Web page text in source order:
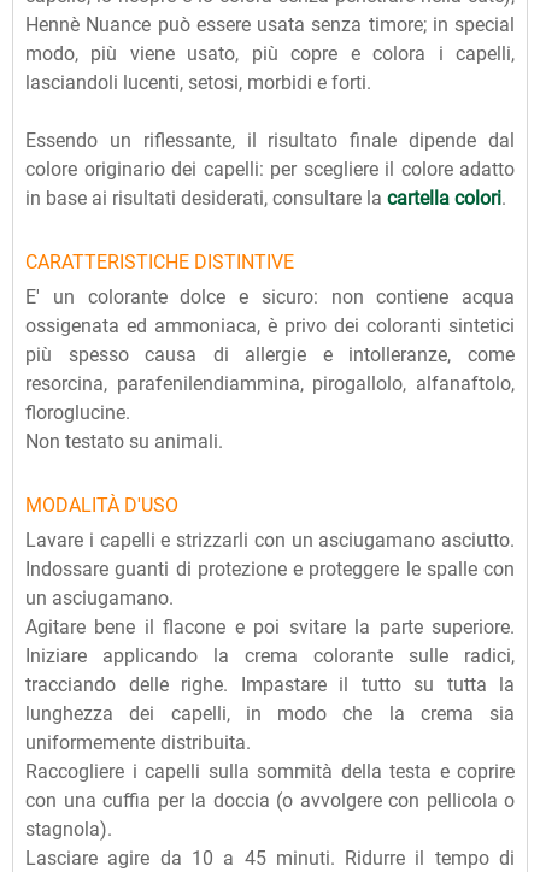
Hennè Nuance può essere usata senza timore; in special
modo, più viene usato, più copre e colora i capelli,
lasciandoli lucenti, setosi, morbidi e forti.
Essendo un riflessante, il risultato finale dipende dal
colore originario dei capelli: per scegliere il colore adatto
in base ai risultati desiderati, consultare la cartella colori.
CARATTERISTICHE DISTINTIVE
E' un colorante dolce e sicuro: non contiene acqua
ossigenata ed ammoniaca, è privo dei coloranti sintetici
più spesso causa di allergie e intolleranze, come
resorcina, parafenilendiammina, pirogallolo, alfanaftolo,
floroglucine.
Non testato su animali.
MODALITÀ D'USO
Lavare i capelli e strizzarli con un asciugamano asciutto.
Indossare guanti di protezione e proteggere le spalle con
un asciugamano.
Agitare bene il flacone e poi svitare la parte superiore.
Iniziare applicando la crema colorante sulle radici,
tracciando delle righe. Impastare il tutto su tutta la
lunghezza dei capelli, in modo che la crema sia
uniformemente distribuita.
Raccogliere i capelli sulla sommità della testa e coprire
con una cuffia per la doccia (o avvolgere con pellicola o
stagnola).
Lasciare agire da 10 a 45 minuti. Ridurre il tempo di